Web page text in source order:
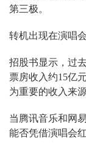
第三极。
转机出现在演唱
招股书显示，过
票房收入约15亿
为重要的收入来
当腾讯音乐和网
能否凭借演唱会